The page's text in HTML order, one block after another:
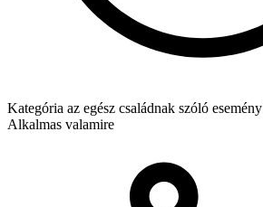
Kategória az egész családnak szóló esemény
Alkalmas valamire